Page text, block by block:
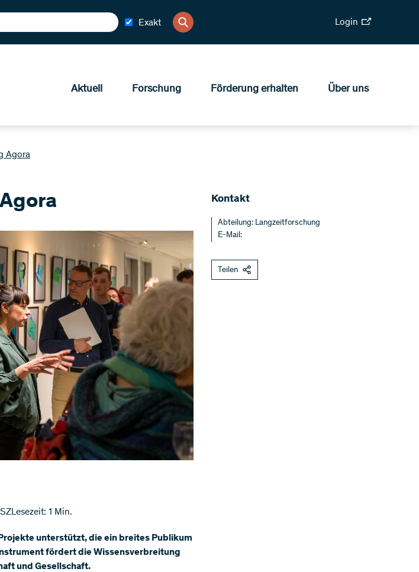
Exakt Login
Aktuell Forschung Förderung erhalten Über uns
Agora
Lesezeit: 1 Min.
unterstützt, die ein breites Publikum
fördert die Wissensverbreitung
und Gesellschaft.
Kontakt
Abteilung: Langzeitforschung
E-Mail:
Teilen